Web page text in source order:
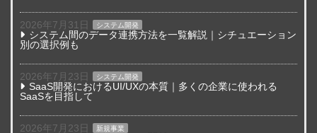
2026年7月31日 システム開発
システム間のデータ連携方法を一覧解説｜シチュエーション
別の選択例も
2026年7月23日 システム開発
SaaS開発におけるUI/UXの本質｜多くの企業に使われる
SaaSを目指して
2026年7月23日 新規事業